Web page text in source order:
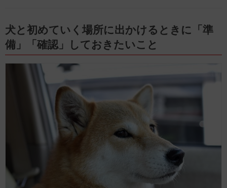
犬と初めていく場所に出かけるときに「準
備」「確認」しておきたいこと